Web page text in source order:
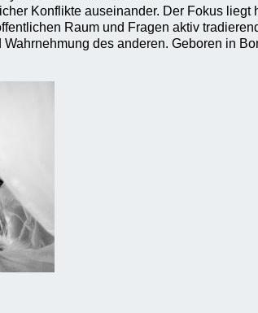
Konflikte auseinander. Der Fokus liegt
Raum und Fragen aktiv
des anderen. Geboren in